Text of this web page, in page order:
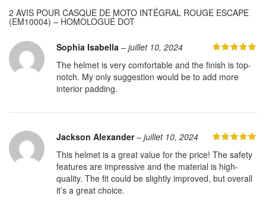
2 AVIS POUR CASQUE DE MOTO INTÉGRAL ROUGE ESCAPE
(EM10004) – HOMOLOGUÉ DOT
Sophia Isabella – juillet 10, 2024
The helmet is very comfortable and the finish is top-
notch. My only suggestion would be to add more
interior padding.
Jackson Alexander– juillet 10, 2024
This helmet is a great value for the price! The safety
features are impressive and the material is high-
quality. The fit could be slightly improved, but overall
it’s a great choice.